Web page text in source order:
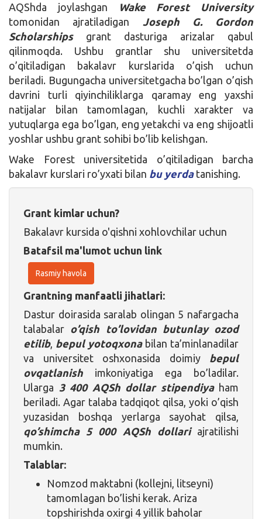
AQShda joylashgan
Wake Forest University
tomonidan ajratiladigan Joseph G. Gordon
Scholarshipsgrant dasturiga arizalar qabul
qilinmoqda. Ushbu grantlar shu universitetda
o’qitiladigan bakalavr kurslarida o’qish uchun
beriladi. Bugungacha universitetgacha bo’lgan o’qish
davrini turli qiyinchiliklarga qaramay eng yaxshi
natijalar bilan tamomlagan, kuchli xarakter va
yutuqlarga ega bo’lgan, eng yetakchi va eng shijoatli
yoshlar ushbu grant sohibi bo’lib kelishgan.
Wake Forest universitetida o’qitiladigan barcha
bakalavr kurslari ro’yxati bilan bu yerdatanishing.
Grant kimlar uchun?
Bakalavr kursida o'qishni xohlovchilar uchun
Batafsil ma'lumot uchun link
Rasmiy havola
Grantning manfaatli jihatlari:
Dastur doirasida saralab olingan 5 nafargacha
talabalar o’qish to’lovidan butunlay ozod
etilib, bepul yotoqxonabilan ta’minlanadilar
va universitet oshxonasida doimiy bepul
ovqatlanish imkoniyatiga ega bo’ladilar.
Ularga 3 400 AQSh dollar stipendiyaham
beriladi. Agar talaba tadqiqot qilsa, yoki o’qish
yuzasidan boshqa yerlarga sayohat qilsa,
qo’shimcha 5 000 AQSh dollariajratilishi
mumkin.
Talablar:
Nomzod maktabni (kollejni, litseyni)
tamomlagan bo’lishi kerak. Ariza
topshirishda oxirgi 4 yillik baholar